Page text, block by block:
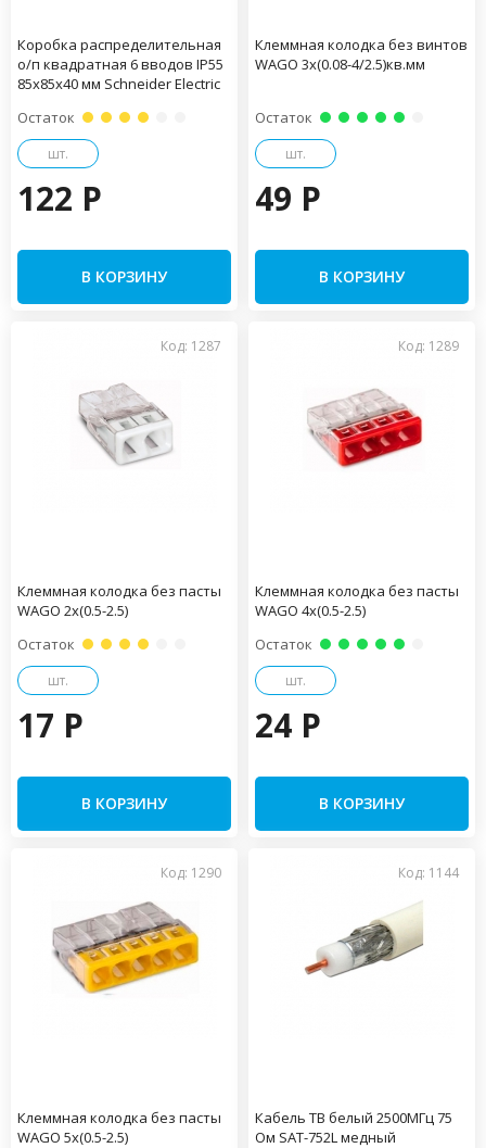
Коробка распределительная
о/п квадратная 6 вводов IP55
85х85х40 мм Schneider Electric
Остаток
шт.
122 P
В КОРЗИНУ
Клеммная колодка без винтов
WAGO 3х(0.08-4/2.5)кв.мм
Остаток
шт.
49 P
В КОРЗИНУ
Код: 1287
Клеммная колодка без пасты
WAGO 2х(0.5-2.5)
Остаток
шт.
17 P
В КОРЗИНУ
Код: 1289
Клеммная колодка без пасты
WAGO 4х(0.5-2.5)
Остаток
шт.
24 P
В КОРЗИНУ
Код: 1290
Клеммная колодка без пасты
WAGO 5х(0.5-2.5)
Код: 1144
Кабель ТВ белый 2500МГц 75
Ом SAT-752L медный